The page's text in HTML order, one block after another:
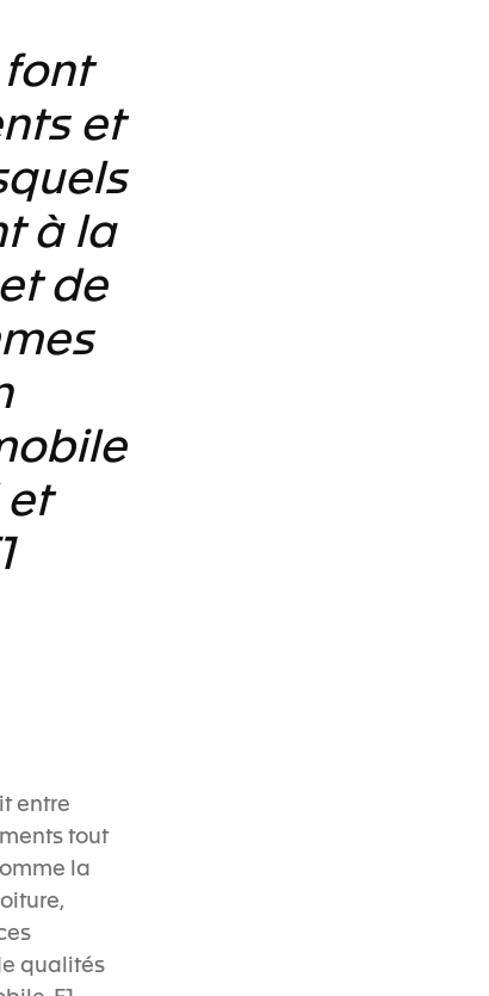
font
et
à la
de
et
entre
tout
la
qualités